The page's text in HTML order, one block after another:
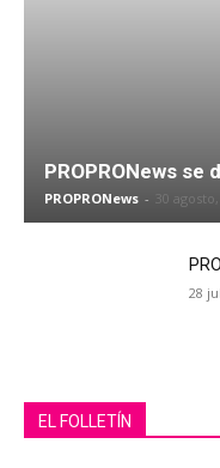
PROPRONews se
PROPRONews - 30
28
EL FOLLETÍN